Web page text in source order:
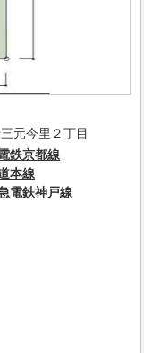
元今里２丁目
鉄京都線
本線
電鉄神戸線